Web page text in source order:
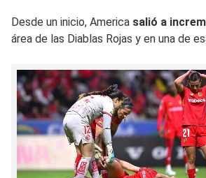
Desde un inicio, America salió a
área de las Diablas Rojas y en una de